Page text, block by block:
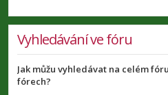
Vyhledávání ve fóru
Jak můžu vyhledávat na celém
fórech?